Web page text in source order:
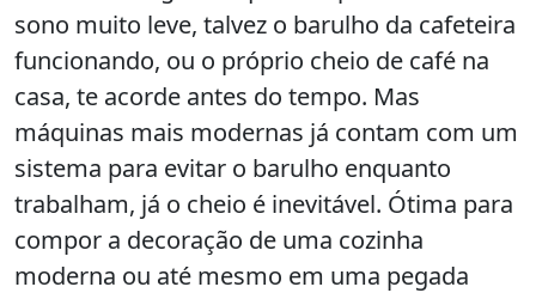
sono muito leve, talvez o barulho da cafeteira
funcionando, ou o próprio cheio de café na
casa, te acorde antes do tempo. Mas
máquinas mais modernas já contam com um
sistema para evitar o barulho enquanto
trabalham, já o cheio é inevitável. Ótima para
compor a decoração de uma cozinha
moderna ou até mesmo em uma pegada